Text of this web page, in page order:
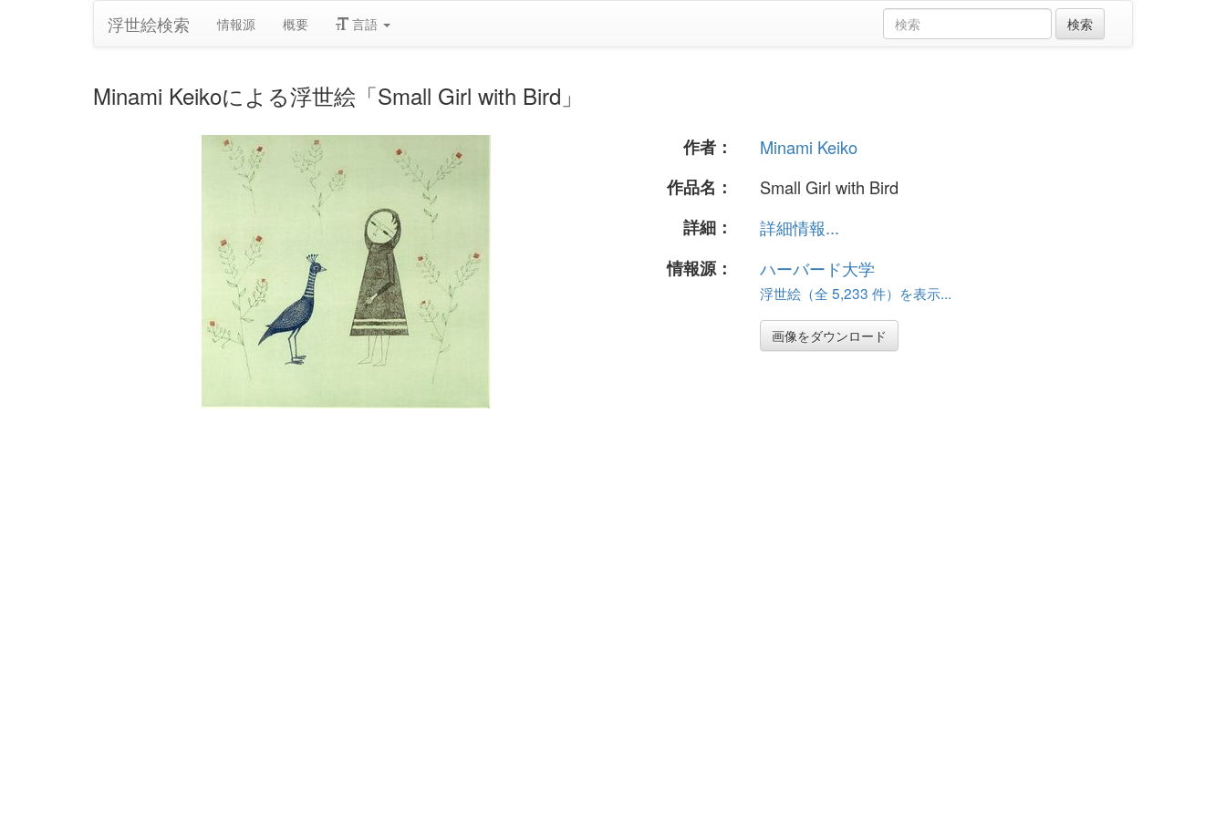
浮世絵検索 情報源 概要 言語
Minami Keikoによる浮世絵「Small Girl with Bird」
作者：
Minami Keiko
作品名：
Small Girl with Bird
詳細：
詳細情報...
情報源：
ハーバード大学
浮世絵（全 5,233 件）を表示...
画像をダウンロード